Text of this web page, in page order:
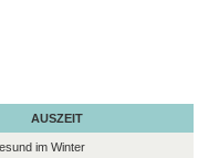
AUSZEIT
im Winter